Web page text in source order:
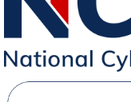
Từ ngày 10/8/2026,
đường bộ trên Cổng Dịch
20 căn nhà ở thấp tầng
vào kinh doanh - Văn bản